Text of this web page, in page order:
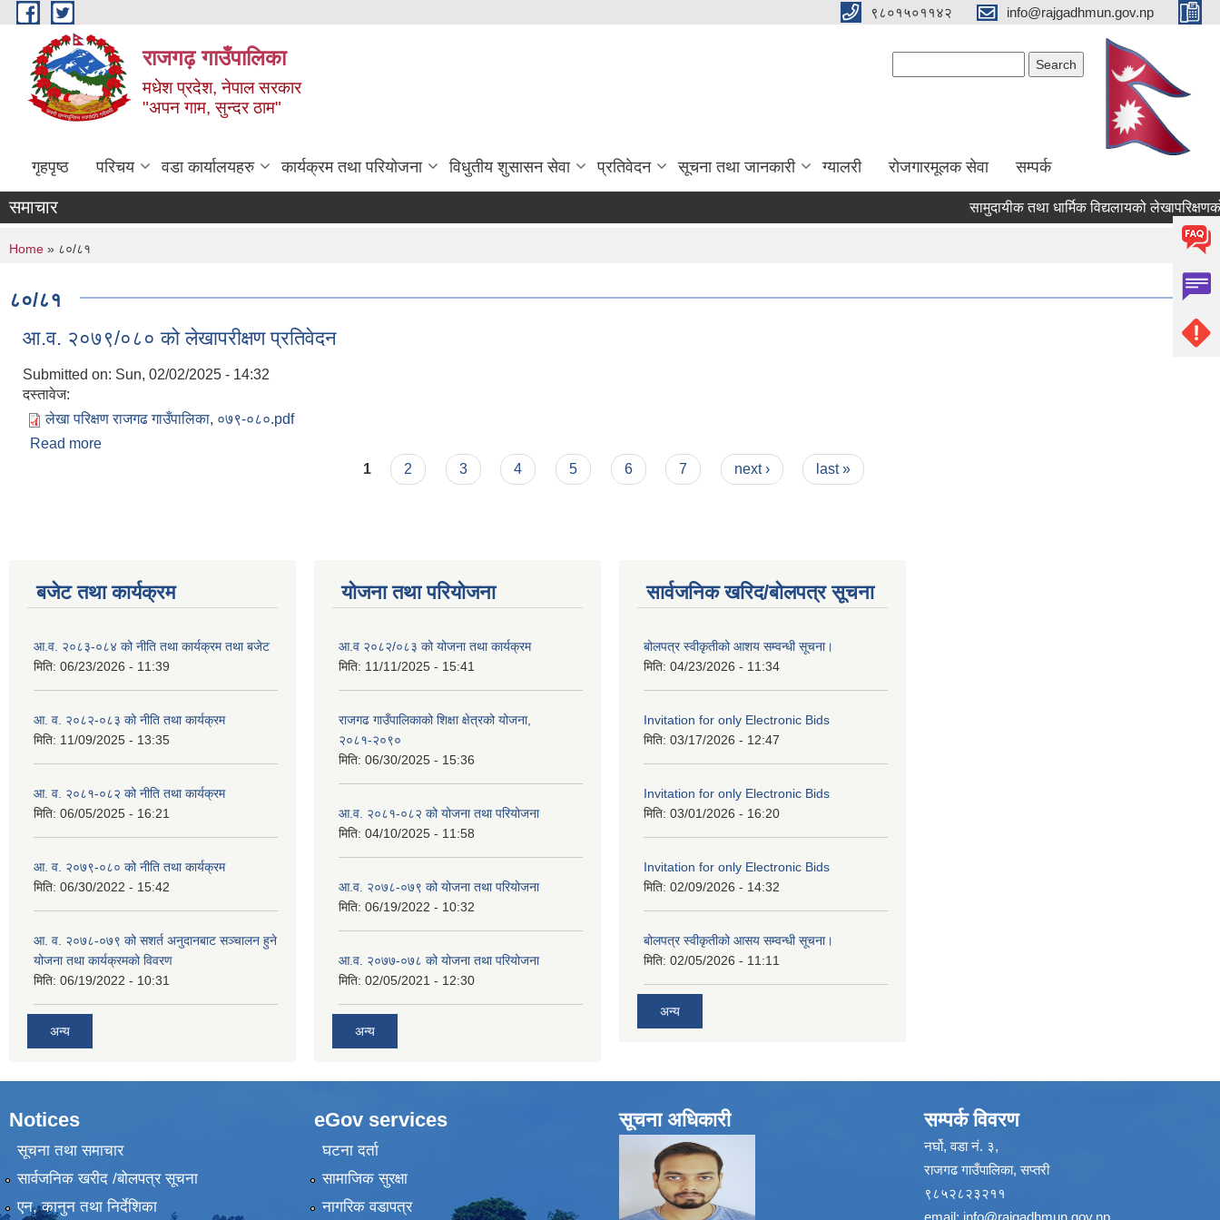
Skip to main content ९८०१५०११४२ info@rajgadhmun.gov.np
राजगढ़ गाउँपालिका
मधेश प्रदेश, नेपाल सरकार
"अपन गाम, सुन्दर ठाम"
गृहपृष्ठ परिचय वडा कार्यालयहरु कार्यक्रम तथा परियोजना विधुतीय शुसासन सेवा प्रतिवेदन सूचना तथा जानकारी ग्यालरी रोजगारमूलक सेवा सम्पर्क
समाचार सामुदायीक तथा धार्मिक विद्यलायको
You are here
Home » ८०/८१
८०/८१
आ.व. २०७९/०८० को लेखापरीक्षण प्रतिवेदन
Submitted on: Sun, 02/02/2025 - 14:32
दस्तावेज:
लेखा परिक्षण राजगढ गाउँपालिका, ०७९-०८०.pdf
Read more
1 2 3 4 5 6 7 next › last »
बजेट तथा कार्यक्रम
आ.व. २०८३-०८४ को नीति तथा कार्यक्रम तथा बजेट
मिति: 06/23/2026 - 11:39
आ. व. २०८२-०८३ को नीति तथा कार्यक्रम
मिति: 11/09/2025 - 13:35
आ. व. २०८१-०८२ को नीति तथा कार्यक्रम
मिति: 06/05/2025 - 16:21
आ. व. २०७९-०८० को नीति तथा कार्यक्रम
मिति: 06/30/2022 - 15:42
आ. व. २०७८-०७९ को सशर्त अनुदानबाट सञ्चालन हुने
योजना तथा कार्यक्रमको विवरण
मिति: 06/19/2022 - 10:31
अन्य
योजना तथा परियोजना
आ.व २०८२/०८३ को योजना तथा कार्यक्रम
मिति: 11/11/2025 - 15:41
राजगढ गाउँपालिकाको शिक्षा क्षेत्रको योजना,
२०८१-२०९०
मिति: 06/30/2025 - 15:36
आ.व. २०८१-०८२ को योजना तथा परियोजना
मिति: 04/10/2025 - 11:58
आ.व. २०७८-०७९ को योजना तथा परियोजना
मिति: 06/19/2022 - 10:32
आ.व. २०७७-०७८ को योजना तथा परियोजना
मिति: 02/05/2021 - 12:30
अन्य
सार्वजनिक खरिद/बोलपत्र सूचना
बोलपत्र स्वीकृतीको आशय सम्वन्धी सूचना।
मिति: 04/23/2026 - 11:34
Invitation for only Electronic Bids
मिति: 03/17/2026 - 12:47
Invitation for only Electronic Bids
मिति: 03/01/2026 - 16:20
Invitation for only Electronic Bids
मिति: 02/09/2026 - 14:32
बोलपत्र स्वीकृतीको आसय सम्वन्धी सूचना।
मिति: 02/05/2026 - 11:11
अन्य
Notices
सूचना तथा समाचार
सार्वजनिक खरीद /बोलपत्र सूचना
एन, कानुन तथा निर्देशिका
eGov services
घटना दर्ता
सामाजिक सुरक्षा
नागरिक वडापत्र
सूचना अधिकारी सम्पर्क विवरण
नर्घो, वडा नं. ३,
राजगढ गाउँपालिका, सप्तरी
९८५२८२३२११